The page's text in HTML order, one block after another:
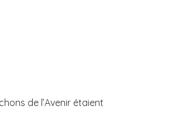
de l’Avenir étaient